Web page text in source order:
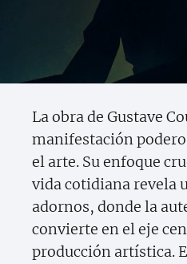
La obra de Gustave
manifestación
el arte. Su enfoque
vida cotidiana revela
adornos, donde la
convierte en el eje
producción artística.